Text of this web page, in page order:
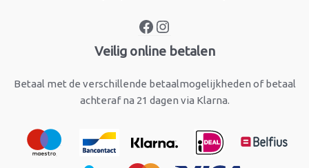
Veilig online betalen
Betaal met de verschillende betaalmogelijkheden of betaal
achteraf na 21 dagen via Klarna.